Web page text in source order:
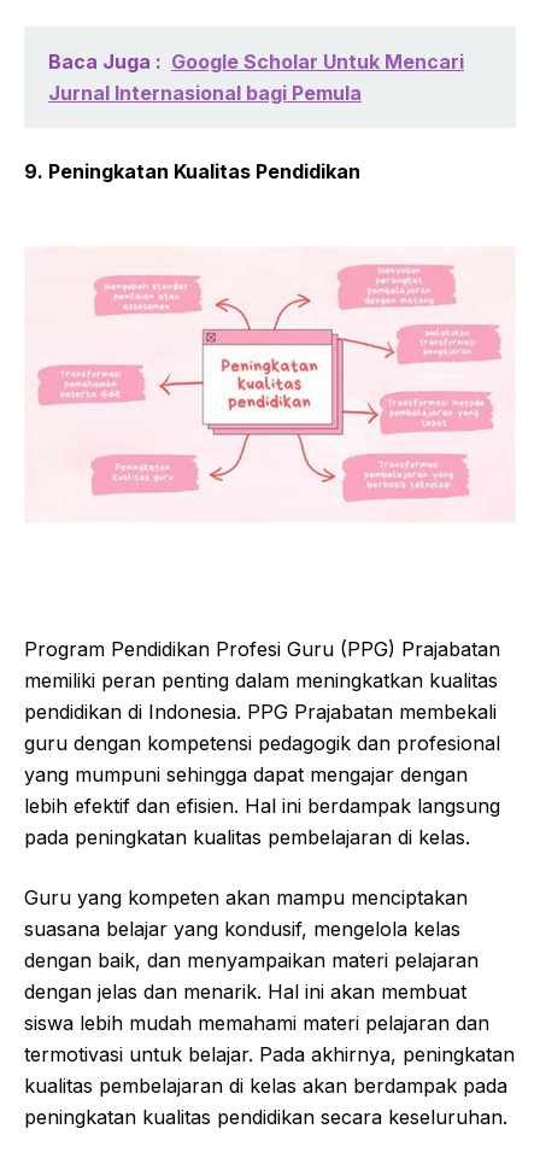
Baca Juga : Google Scholar Untuk Mencari
Jurnal Internasional bagi Pemula
9. Peningkatan Kualitas Pendidikan
Program Pendidikan Profesi Guru (PPG) Prajabatan
memiliki peran penting dalam meningkatkan kualitas
pendidikan di Indonesia. PPG Prajabatan membekali
guru dengan kompetensi pedagogik dan profesional
yang mumpuni sehingga dapat mengajar dengan
lebih efektif dan efisien. Hal ini berdampak langsung
pada peningkatan kualitas pembelajaran di kelas.
Guru yang kompeten akan mampu menciptakan
suasana belajar yang kondusif, mengelola kelas
dengan baik, dan menyampaikan materi pelajaran
dengan jelas dan menarik. Hal ini akan membuat
siswa lebih mudah memahami materi pelajaran dan
termotivasi untuk belajar. Pada akhirnya, peningkatan
kualitas pembelajaran di kelas akan berdampak pada
peningkatan kualitas pendidikan secara keseluruhan.